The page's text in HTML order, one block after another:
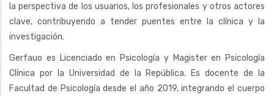
la perspectiva de los usuarios, los profesionales y otros actores
clave, contribuyendo a tender puentes entre la clínica y la
investigación.
Gerfauo es Licenciado en Psicología y Magister en Psicología
Clínica por la Universidad de la República. Es docente de la
Facultad de Psicología desde el año 2019, integrando el cuerpo